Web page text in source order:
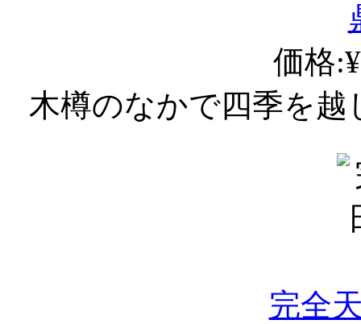
価格
木樽のなかで四季を
完全